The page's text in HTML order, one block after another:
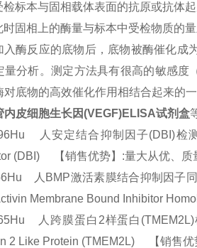
检标本与固相载体表面的抗原或抗体
时固相上的酶量与标本中受检物质的量
入酶反应的底物后，底物被酶催化成
量分析。测定方法具有很高的敏感度
对底物的高效催化作用相结合起来的
内皮细胞生长因(VEGF)ELISA试剂盒
人安定结合抑制因子(DBI)检
(DBI) 【销售优势】:量大从优、
人BMP激活素膜结合抑制因子
Membrane Bound Inhibitor
人跨膜蛋白2样蛋白
2 Like Protein (TMEM2L) 【销售